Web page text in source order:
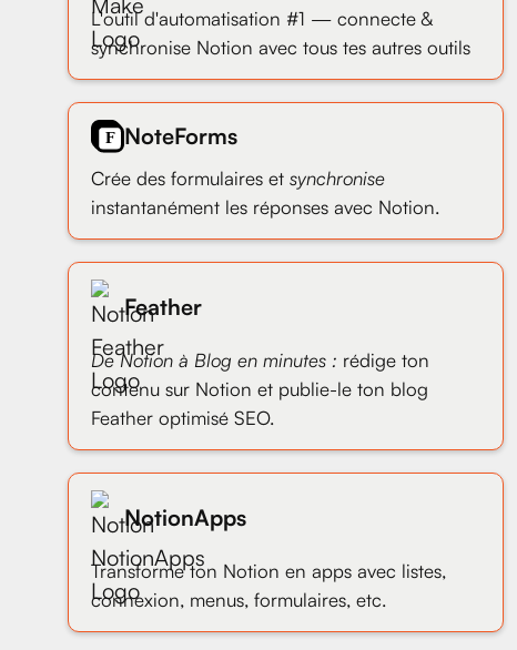
L'outil d'automatisation #1 — connecte &
synchronise Notion avec tous tes autres outils
NoteForms
Crée des formulaires et synchronise
instantanément les réponses avec Notion.
Feather
De Notion à Blog en minutes : rédige ton
contenu sur Notion et publie-le ton blog
Feather optimisé SEO.
NotionApps
Transforme ton Notion en apps avec listes,
connexion, menus, formulaires, etc.